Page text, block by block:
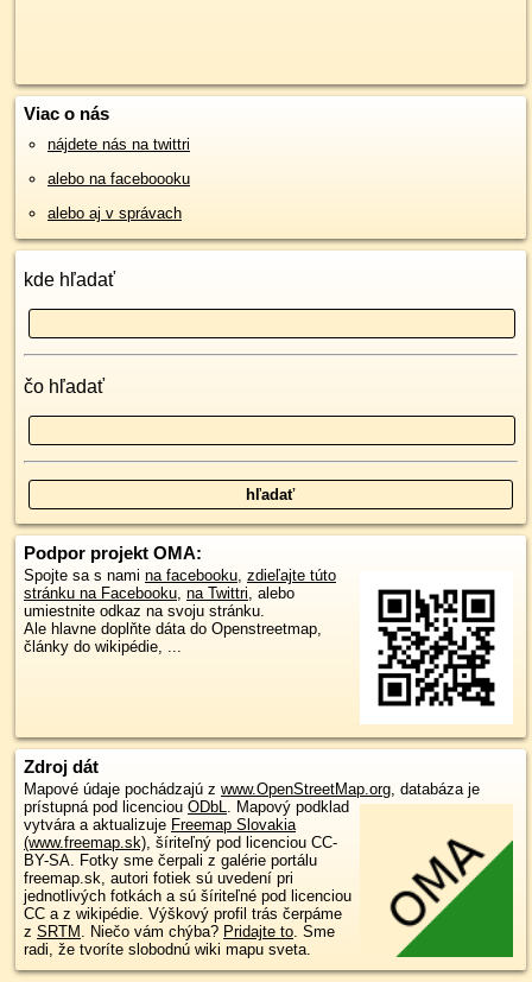
Viac o nás
nájdete nás na twittri
alebo na faceboooku
alebo aj v správach
kde hľadať
čo hľadať
Podpor projekt OMA:
Spojte sa s nami na facebooku, zdieľajte túto
stránku na Facebooku, na Twittri, alebo
umiestnite odkaz na svoju stránku.
Ale hlavne doplňte dáta do Openstreetmap,
články do wikipédie, ...
Zdroj dát
Mapové údaje pochádzajú z www.OpenStreetMap.org, databáza je
prístupná pod licenciou ODbL. Mapový podklad
vytvára a aktualizuje Freemap Slovakia
(www.freemap.sk), šíriteľný pod licenciou CC-
BY-SA. Fotky sme čerpali z galérie portálu
freemap.sk, autori fotiek sú uvedení pri
jednotlivých fotkách a sú šíriteľné pod licenciou
CC a z wikipédie. Výškový profil trás čerpáme
z SRTM . Niečo vám chýba? Pridajte to. Sme
radi, že tvoríte slobodnú wiki mapu sveta.